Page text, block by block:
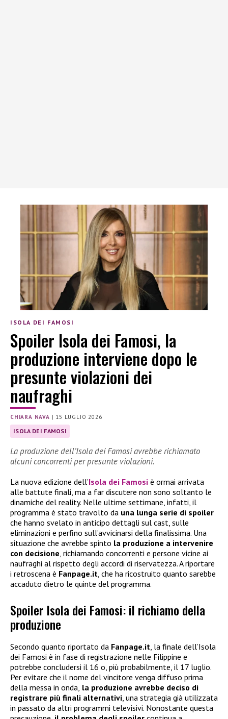
ISOLA DEI FAMOSI
Spoiler Isola dei Famosi, la
produzione interviene dopo le
presunte violazioni dei
naufraghi
CHIARA NAVA | 15 LUGLIO 2026
ISOLA DEI FAMOSI
La produzione dell’Isola dei Famosi avrebbe richiamato
alcuni concorrenti per presunte violazioni.
La nuova edizione dell’Isola dei Famosi è ormai arrivata
alle battute finali, ma a far discutere non sono soltanto le
dinamiche del reality. Nelle ultime settimane, infatti, il
programma è stato travolto da una lunga serie di spoiler
che hanno svelato in anticipo dettagli sul cast, sulle
eliminazioni e perfino sull’avvicinarsi della finalissima. Una
situazione che avrebbe spinto la produzione a intervenire
con decisione, richiamando concorrenti e persone vicine ai
naufraghi al rispetto degli accordi di riservatezza. A riportare
i retroscena è Fanpage.it, che ha ricostruito quanto sarebbe
accaduto dietro le quinte del programma.
Spoiler Isola dei Famosi: il richiamo della
produzione
Secondo quanto riportato da Fanpage.it , la finale dell’Isola
dei Famosi è in fase di registrazione nelle Filippine e
potrebbe concludersi il 16 o, più probabilmente, il 17 luglio.
Per evitare che il nome del vincitore venga diffuso prima
della messa in onda, la produzione avrebbe deciso di
registrare più finali alternativi , una strategia già utilizzata
in passato da altri programmi televisivi. Nonostante questa